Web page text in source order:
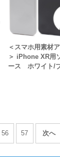
＜スマホ用素材
＞ iPhone XR用
ース ホワイト/
56 57